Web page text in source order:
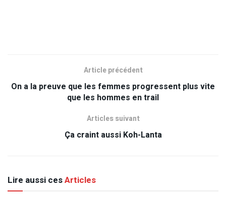
Article précédent
On a la preuve que les femmes progressent plus vite
que les hommes en trail
Articles suivant
Ça craint aussi Koh-Lanta
Lire aussi cesArticles